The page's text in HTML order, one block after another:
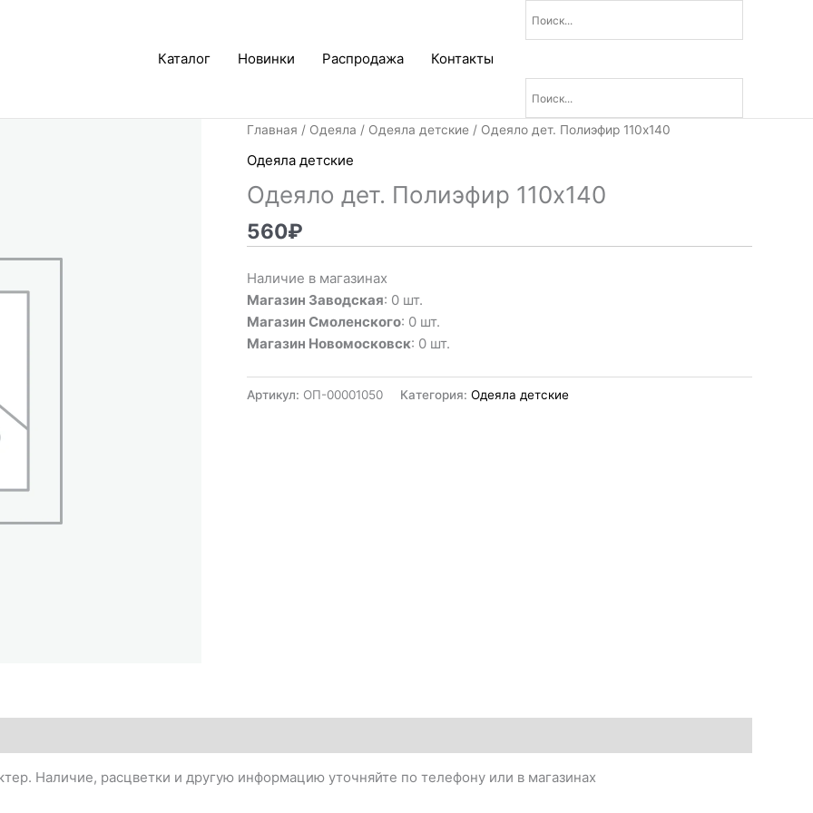
Каталог Новинки Распродажа Контакты
Главная / Одеяла / Одеяла детские / Одеяло дет. Полиэфир 110х140
Одеяла детские
Одеяло дет. Полиэфир 110х140
560₽
Наличие в магазинах
Магазин Заводская: 0 шт.
Магазин Смоленского: 0 шт.
Магазин Новомосковск: 0 шт.
Артикул: ОП-00001050 Категория:Одеяла детские
Наличие, расцветки и другую информацию уточняйте по телефону или в магазинах